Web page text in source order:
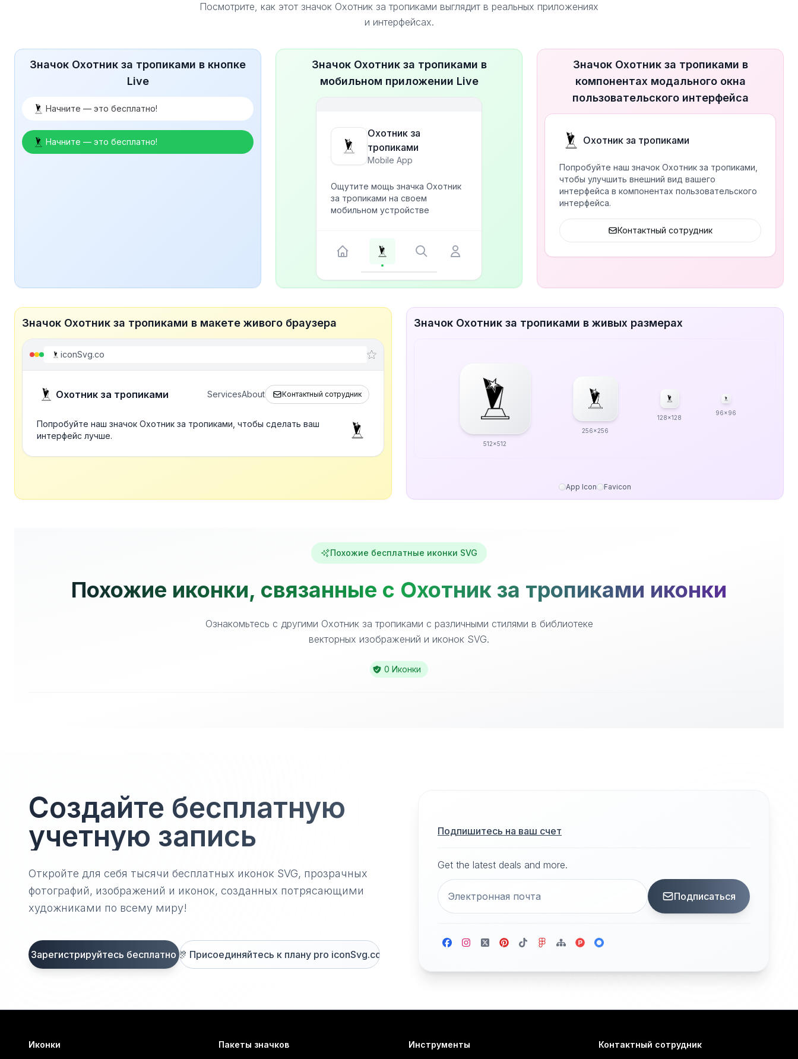
Посмотрите, как этот значок Охотник за тропиками выглядит в реальных приложениях
и интерфейсах.
Значок Охотник за тропиками в кнопке
Live
Начните — это бесплатно!
Начните — это бесплатно!
Значок Охотник за тропиками в
мобильном приложении Live
Охотник за
тропиками
Mobile App
Ощутите мощь значка Охотник
за тропиками на своем
мобильном устройстве
Значок Охотник за тропиками в
компонентах модального окна
пользовательского интерфейса
Охотник за тропиками
Попробуйте наш значок Охотник за тропиками,
чтобы улучшить внешний вид вашего
интерфейса в компонентах пользовательского
интерфейса.
Контактный сотрудник
Значок Охотник за тропиками в макете живого браузера
iconSvg.co
Охотник за тропиками ServicesAbout Контактный сотрудник
Попробуйте наш значок Охотник за тропиками, чтобы сделать ваш
интерфейс лучше.
Значок Охотник за тропиками в живых размерах
512x512
256x256
128x128
96x96
App Icon Favicon
Похожие бесплатные иконки SVG
Похожие иконки, связанные с Охотник за тропиками иконки
Ознакомьтесь с другими Охотник за тропиками с различными стилями в библиотеке
векторных изображений и иконок SVG.
0 Иконки
Создайте бесплатную
учетную запись
Откройте для себя тысячи бесплатных иконок SVG, прозрачных
фотографий, изображений и иконок, созданных потрясающими
художниками по всему миру!
Зарегистрируйтесь бесплатно 🎊 Присоединяйтесь к плану pro iconSvg.co
Подпишитесь на ваш счет
Get the latest deals and more.
Подписаться
Иконки Пакеты значков Инструменты Контактный сотрудник